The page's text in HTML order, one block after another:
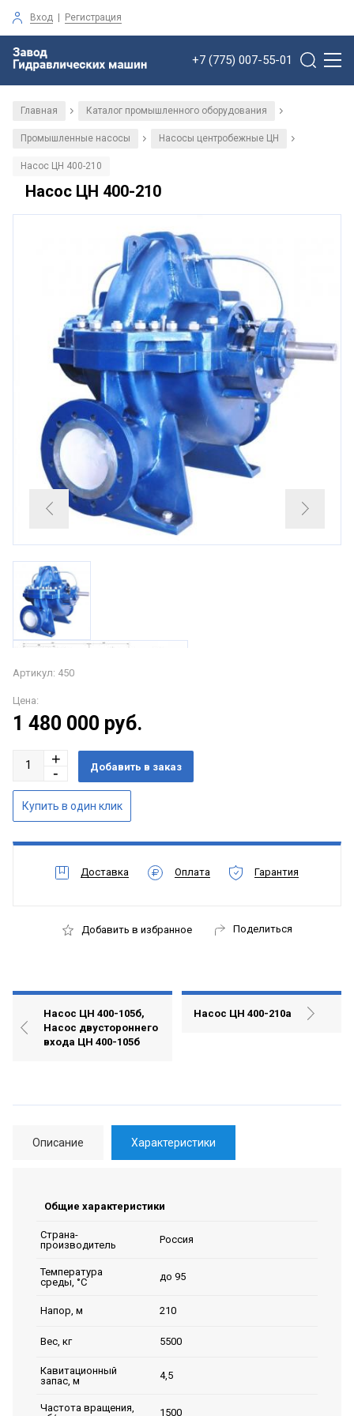
Вход | Регистрация
+7 (775) 007-55-01
Главная / Каталог промышленного оборудования /
Промышленные насосы / Насосы центробежные ЦН /
Насос ЦН 400-210
Насос ЦН 400-210
Артикул: 450
Цена:
1 480 000 руб.
Доставка Оплата Гарантия
Добавить в избранное Поделиться
Насос ЦН 400-105б,
Насос двустороннего
входа ЦН 400-105б
Насос ЦН 400-210а
Описание Характеристики
Общие характеристики
Страна-
производитель
Россия
Температура
среды, °C
до 95
Напор, м 210
Вес, кг 5500
Кавитационный
запас, м
4,5
Частота вращения,
1500